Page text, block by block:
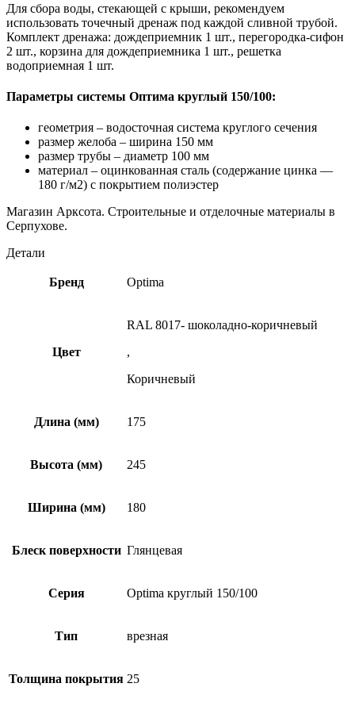
Для сбора воды, стекающей с крыши, рекомендуем
использовать точечный дренаж под каждой сливной трубой.
Комплект дренажа: дождеприемник 1 шт., перегородка-сифон
2 шт., корзина для дождеприемника 1 шт., решетка
водоприемная 1 шт.
Параметры системы Оптима круглый 150/100:
геометрия – водосточная система круглого сечения
размер желоба – ширина 150 мм
размер трубы – диаметр 100 мм
материал – оцинкованная сталь (содержание цинка —
180 г/м2) с покрытием полиэстер
Магазин Арксота. Строительные и отделочные материалы в
Серпухове.
Детали
Бренд Optima
Цвет
RAL 8017- шоколадно-коричневый
,
Коричневый
Длина (мм) 175
Высота (мм) 245
Ширина (мм) 180
Блеск поверхности Глянцевая
Серия Optima круглый 150/100
Тип врезная
Толщина покрытия 25